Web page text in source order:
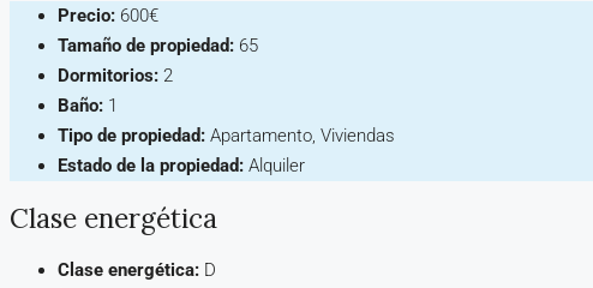
Precio: 600€
Tamaño de propiedad: 65
Dormitorios: 2
Baño: 1
Tipo de propiedad: Apartamento, Viviendas
Estado de la propiedad: Alquiler
Clase energética
Clase energética: D